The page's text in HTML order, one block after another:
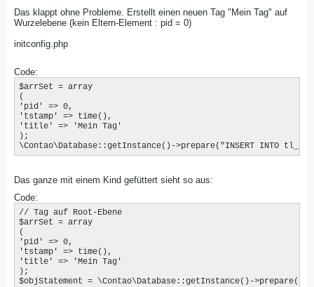
Das klappt ohne Probleme. Erstellt einen neuen Tag "Mein Tag" auf
Wurzelebene (kein Eltern-Element : pid = 0)
initconfig.php
Code:
$arrSet = array
(
'pid' => 0,
'tstamp' => time(),
'title' => 'Mein Tag'
);
\Contao\Database::getInstance()->prepare("INSERT INTO
Das ganze mit einem Kind gefüttert sieht so aus:
Code:
// Tag auf Root-Ebene
$arrSet = array
(
'pid' => 0,
'tstamp' => time(),
'title' => 'Mein Tag'
);
$objStatement = \Contao\Database::getInstance()-